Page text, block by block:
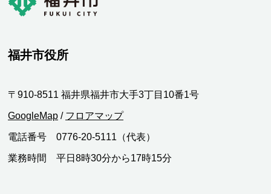
福井市役所
〒910-8511 福井県福井市大手3丁目10番1号
GoogleMap / フロアマップ
電話番号 0776-20-5111（代表）
業務時間 平日8時30分から17時15分